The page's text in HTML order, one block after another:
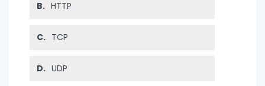
B. HTTP
C. TCP
D. UDP